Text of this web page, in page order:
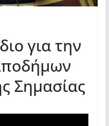
για την
Σημασίας